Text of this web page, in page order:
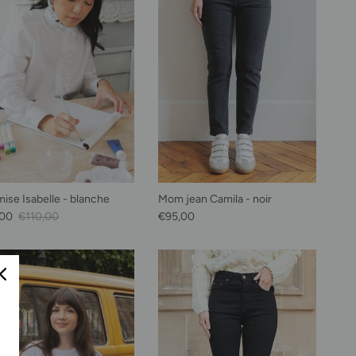
Isabelle - blanche
Prix habituel
€110,00
Mom jean Camila - noir
Prix habituel
€95,00